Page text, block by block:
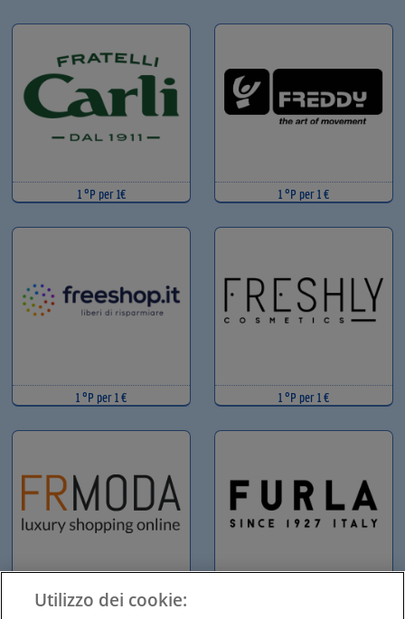
1 °P per 1€ 1 °P per 1 €
1 °P per 1 € 1 °P per 1 €
1 °P per 1€
Utilizzo dei cookie: